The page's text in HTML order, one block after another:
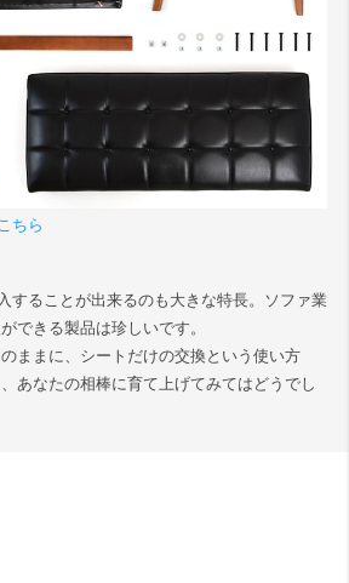
ちら
することが出来るのも大きな特長。ソファ業
できる製品は珍しいです。
ままに、シートだけの交換という使い方
あなたの相棒に育て上げてみてはどうでし